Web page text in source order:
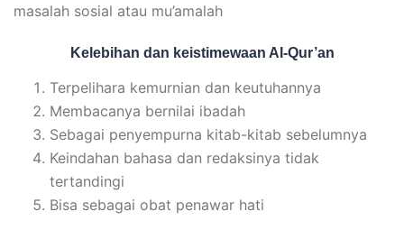
masalah sosial atau mu’amalah
Kelebihan dan keistimewaan Al-Qur’an
Terpelihara kemurnian dan keutuhannya
Membacanya bernilai ibadah
Sebagai penyempurna kitab-kitab sebelumnya
Keindahan bahasa dan redaksinya tidak
tertandingi
Bisa sebagai obat penawar hati